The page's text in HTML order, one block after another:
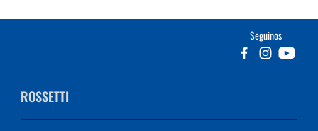
Seguinos
ROSSETTI